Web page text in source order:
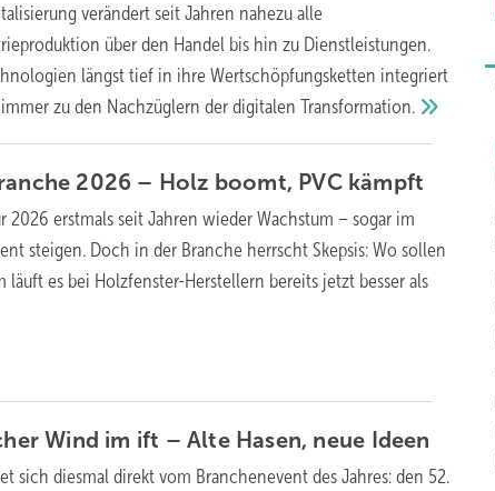
verändert seit Jahren nahezu alle
über den Handel bis hin zu Dienstleistungen.
längst tief in ihre Wertschöpfungsketten integriert
zu den Nachzüglern der digitalenTransformation.
2026 – Holz boomt, PVC kämpft
2026 erstmals seit Jahren wieder Wachstum – sogar im
steigen. Doch in der Branche herrscht Skepsis: Wo sollen
es bei Holzfenster-Herstellern bereits jetzt besser als
Wind im ift – Alte Hasen, neue Ideen
sich diesmal direkt vom Branchenevent des Jahres: den 52.